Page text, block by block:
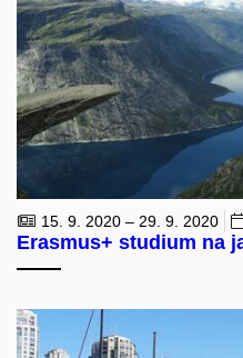
15. 9. 2020 – 29. 9. 2020
Erasmus+ studium na